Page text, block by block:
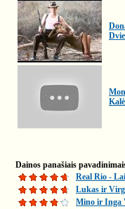
Dainos panašiais
Real Rio -
Lukas ir
Mino ir Inga